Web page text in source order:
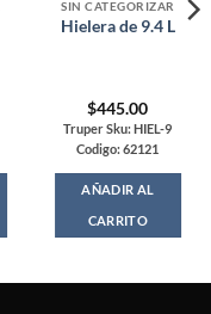
SIN CATEGORIZAR
Hielera de 9.4 L
$445.00
Truper Sku: HIEL-9
Codigo: 62121
AÑADIR AL
CARRITO